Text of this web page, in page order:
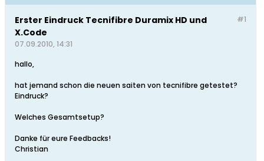
#1
Erster Eindruck Tecnifibre Duramix HD und
X.Code
07.09.2010, 14:31
hallo,
hat jemand schon die neuen saiten von tecnifibre getestet?
Eindruck?
Welches Gesamtsetup?
Danke für eure Feedbacks!
Christian